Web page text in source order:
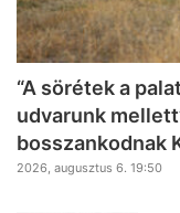
“A sörétek a
udvarunk
bosszankodnak
2026, augusztus 6. 19:50